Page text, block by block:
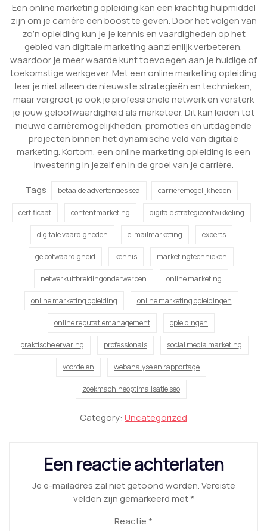
Een online marketing opleiding kan een krachtig hulpmiddel
zijn om je carrière een boost te geven. Door het volgen van
zo’n opleiding kun je je kennis en vaardigheden op het
gebied van digitale marketing aanzienlijk verbeteren,
waardoor je meer waarde kunt toevoegen aan je huidige of
toekomstige werkgever. Met een online marketing opleiding
leer je niet alleen de nieuwste strategieën en technieken,
maar vergroot je ook je professionele netwerk en versterk
je jouw geloofwaardigheid als marketeer. Dit kan leiden tot
nieuwe carrièremogelijkheden, promoties en uitdagende
projecten binnen het dynamische veld van digitale
marketing. Kortom, een online marketing opleiding is een
investering in jezelf en in de groei van je carrière.
Tags:
betaalde advertenties sea carrièremogelijkheden
certificaat contentmarketing digitale strategieontwikkeling
digitale vaardigheden e-mailmarketing experts
geloofwaardigheid kennis marketingtechnieken
netwerkuitbreidingonderwerpen online marketing
online marketing opleiding online marketing opleidingen
online reputatiemanagement opleidingen
praktische ervaring professionals social media marketing
voordelen webanalyse en rapportage
zoekmachineoptimalisatie seo
Category: Uncategorized
Een reactie achterlaten
Je e-mailadres zal niet getoond worden.Vereiste
velden zijn gemarkeerd met*
Reactie *